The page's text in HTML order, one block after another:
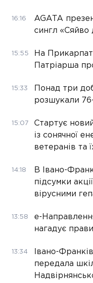
16:16
AGATA
сингл «Сяйво
15:55
На
Патріарша
15:33
Понад три
розшукали
15:07
Стартує
із сонячної
ветеранів та
14:18
В Івано-
підсумки
вірусними
13:58
е-
нагадує
13:34
Івано-
передала